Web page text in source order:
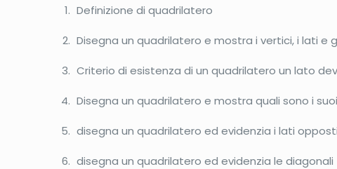
Definizione di quadrilatero
Disegna un quadrilatero e mostra i vertici, i lati e
Criterio di esistenza di un quadrilatero un lato
Disegna un quadrilatero e mostra quali sono i
disegna un quadrilatero ed evidenzia i lati opposti
disegna un quadrilatero ed evidenzia le diagonali